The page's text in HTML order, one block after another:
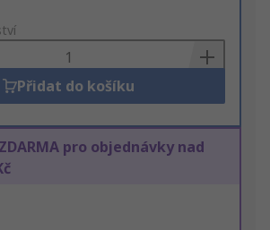
Přidat do košíku
pro objednávky nad